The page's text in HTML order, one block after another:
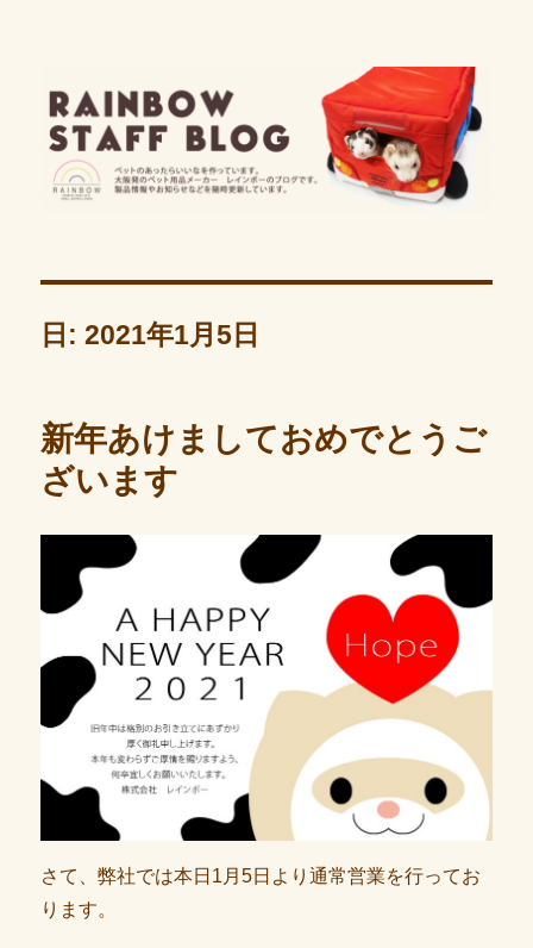
レインボーのスタッフブログ
日: 2021年1月5日
新年あけましておめでとうご
ざいます
さて、弊社では本日1月5日より通常営業を行ってお
ります。